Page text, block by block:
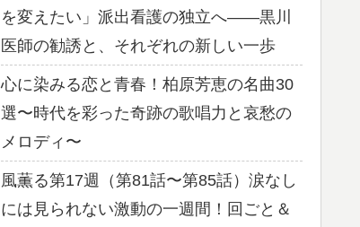
を変えたい」派出看護の独立へ——黒川
医師の勧誘と、それぞれの新しい一歩
心に染みる恋と青春！柏原芳恵の名曲30
選〜時代を彩った奇跡の歌唱力と哀愁の
メロディ〜
風薫る第17週（第81話〜第85話）涙なし
には見られない激動の一週間！回ごと＆